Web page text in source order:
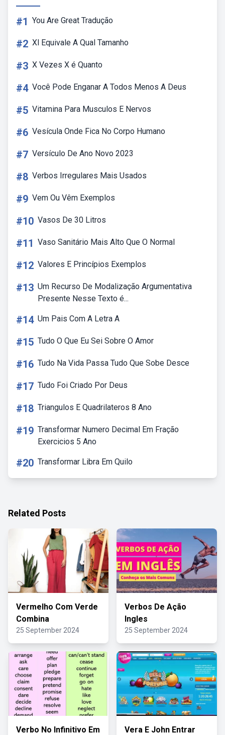
#1 You Are Great Tradução
#2 Xl Equivale A Qual Tamanho
#3 X Vezes X é Quanto
#4 Você Pode Enganar A Todos Menos A Deus
#5 Vitamina Para Musculos E Nervos
#6 Vesícula Onde Fica No Corpo Humano
#7 Versículo De Ano Novo 2023
#8 Verbos Irregulares Mais Usados
#9 Vem Ou Vêm Exemplos
#10 Vasos De 30 Litros
#11 Vaso Sanitário Mais Alto Que O Normal
#12 Valores E Princípios Exemplos
#13 Um Recurso De Modalização Argumentativa
Presente Nesse Texto é...
#14 Um Pais Com A Letra A
#15 Tudo O Que Eu Sei Sobre O Amor
#16 Tudo Na Vida Passa Tudo Que Sobe Desce
#17 Tudo Foi Criado Por Deus
#18 Triangulos E Quadrilateros 8 Ano
#19 Transformar Numero Decimal Em Fração
Exercicios 5 Ano
#20 Transformar Libra Em Quilo
Related Posts
Vermelho Com Verde
Combina
25 September 2024
Verbos De Ação
Ingles
25 September 2024
Verbo No Infinitivo Em Vera E John Entrar